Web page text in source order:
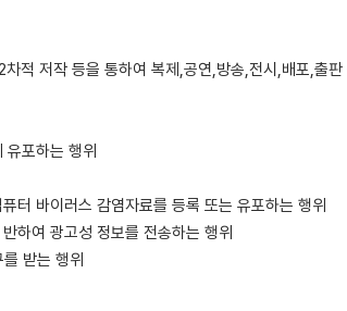
적 저작 등을 통하여 복제,공연,방송,전시,배포,출
포하는 행위
터 바이러스 감염자료를 등록 또는 유포하는 행위
하여 광고성 정보를 전송하는 행위
받는 행위